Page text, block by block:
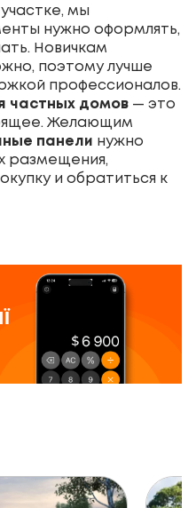
мы
нужно оформлять,
Новичкам
поэтому лучше
профессионалов.
частных домов — это
Желающим
панели нужно
размещения,
и обратиться к